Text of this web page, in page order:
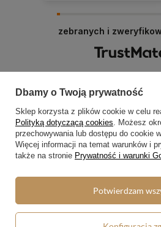
zebranych i
Status
Chcę zareklamować
Chcę zwrócić
Dbamy o Twoją prywatność
Sklep korzysta z plików cookie w celu
Polityką dotyczącą cookies. Możesz
przechowywania lub dostępu do cookie
Więcej informacji na temat warunków i
także na stronie Prywatność i warunki
Potwierdzam